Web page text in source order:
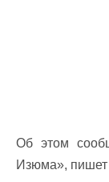
Об этом
Изюма», пишет